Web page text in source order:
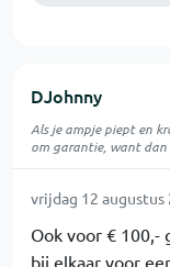
DJohnny
Als je ampje piept en
om garantie, want
vrijdag 12 augustus
Ook voor € 100,-
bij elkaar voor